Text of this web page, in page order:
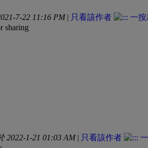
7-22 11:16 PM| 只看該作者
sharing
2022-1-21 01:03 AM| 只看該作者